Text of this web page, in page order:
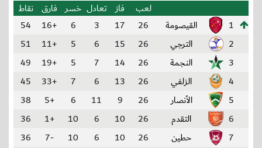
لعب
فاز تعادل خسر فارق نقاط
1
القيصومة 26
17
3
6
+16
54
2
الترجي 26
15
6
5
+11
51
3
النجمة 26
14
7
5
+19
49
4
الزلفي 26
13
6
7
+33
45
5
الأنصار 26
9
11
6
+5
38
6
التقدم 26
10
6
10
+1
36
7
حطين 26
10
6
10
-7
36